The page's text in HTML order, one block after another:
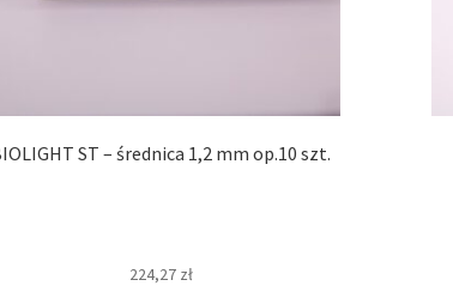
ST – średnica 1,2 mm op.10 szt.
224,27 zł